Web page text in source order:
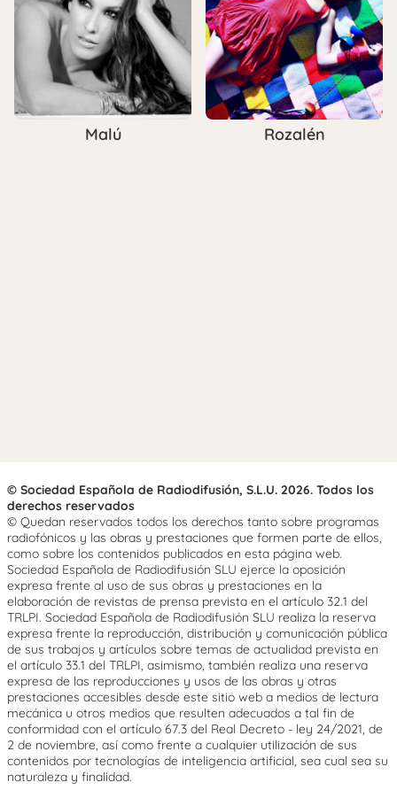
Malú Rozalén
© Sociedad Española de Radiodifusión, S.L.U. 2026. Todos los
derechos reservados
© Quedan reservados todos los derechos tanto sobre programas
radiofónicos y las obras y prestaciones que formen parte de ellos,
como sobre los contenidos publicados en esta página web.
Sociedad Española de Radiodifusión SLU ejerce la oposición
expresa frente al uso de sus obras y prestaciones en la
elaboración de revistas de prensa prevista en el artículo 32.1 del
TRLPI. Sociedad Española de Radiodifusión SLU realiza la reserva
expresa frente la reproducción, distribución y comunicación pública
de sus trabajos y artículos sobre temas de actualidad prevista en
el artículo 33.1 del TRLPI, asimismo, también realiza una reserva
expresa de las reproducciones y usos de las obras y otras
prestaciones accesibles desde este sitio web a medios de lectura
mecánica u otros medios que resulten adecuados a tal fin de
conformidad con el artículo 67.3 del Real Decreto - ley 24/2021, de
2 de noviembre, así como frente a cualquier utilización de sus
contenidos por tecnologías de inteligencia artificial, sea cual sea su
naturaleza y finalidad.